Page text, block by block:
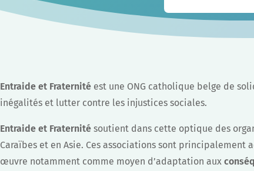
Entraide et Fraternitéest une ONG catholique belge de
inégalités et lutter contre les injustices sociales.
Entraide et Fraternité soutient dans cette optique des
Caraïbes et en Asie. Ces associations sont principalement
œuvre notamment comme moyen d’adaptation aux